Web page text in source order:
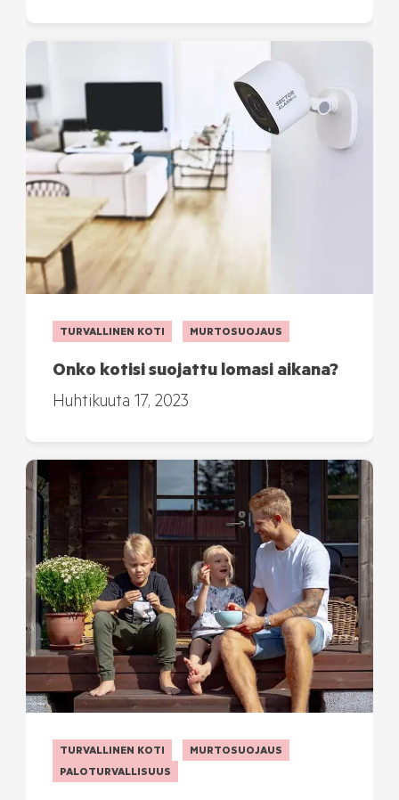
TURVALLINEN KOTI MURTOSUOJAUS
Onko kotisi suojattu lomasi aikana?
Huhtikuuta 17, 2023
TURVALLINEN KOTI
MURTOSUOJAUS
PALOTURVALLISUUS